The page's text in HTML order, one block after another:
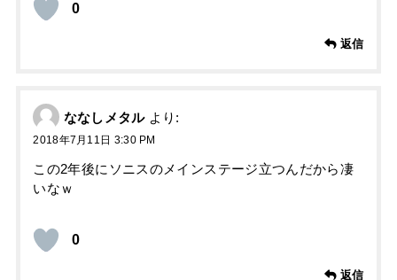
0
返信
ななしメタル より:
2018年7月11日 3:30 PM
この2年後にソニスのメインステージ立つんだから凄
いなｗ
0
返信